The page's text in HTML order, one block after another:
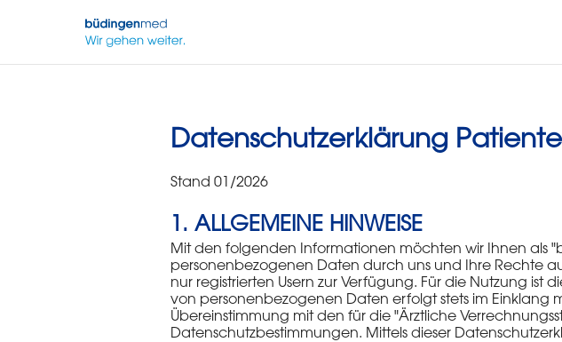
Datenschutzerklärung
Stand 01/2026
1. ALLGEMEINE HINWEISE
Mit den folgenden Informationen möchten wir Ihnen als
personenbezogenen Daten durch uns und Ihre Rechte
nur registrierten Usern zur Verfügung. Für die Nutzung
von personenbezogenen Daten erfolgt stets im Einklang
Übereinstimmung mit den für die "Ärztliche
Datenschutzbestimmungen. Mittels dieser